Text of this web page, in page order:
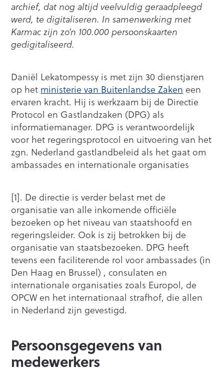
archief, dat nog altijd veelvuldig geraadpleegd
werd, te digitaliseren. In samenwerking met
Karmac zijn zo’n 100.000 persoonskaarten
gedigitaliseerd.
Daniël Lekatompessy is met zijn 30 dienstjaren
op het ministerie van Buitenlandse Zaken een
ervaren kracht. Hij is werkzaam bij de Directie
Protocol en Gastlandzaken (DPG) als
informatiemanager. DPG is verantwoordelijk
voor het regeringsprotocol en uitvoering van het
zgn. Nederland gastlandbeleid als het gaat om
ambassades en internationale organisaties
[1]. De directie is verder belast met de
organisatie van alle inkomende officiële
bezoeken op het niveau van staatshoofd en
regeringsleider. Ook is zij betrokken bij de
organisatie van staatsbezoeken. DPG heeft
tevens een faciliterende rol voor ambassades (in
Den Haag en Brussel) , consulaten en
internationale organisaties zoals Europol, de
OPCW en het internationaal strafhof, die allen
in Nederland zijn gevestigd.
Persoonsgegevens van
medewerkers